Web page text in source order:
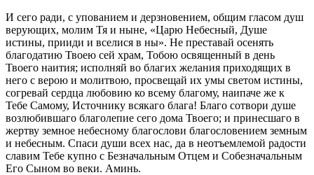
И сего ради, с упованием и дерзновением, общим гласом душ
верующих, молим Тя и ныне, «Царю Небесный, Душе
истины, прииди и вселися в ны». Не преставай осенять
благодатию Твоею сей храм, Тобою освященный в день
Твоего наития; исполняй во благих желания приходящих в
него с верою и молитвою, просвещай их умы светом истины,
согревай сердца любовию ко всему благому, наипаче же к
Тебе Самому, Источнику всякаго блага! Благо сотвори душе
возлюбившаго благолепие сего дома Твоего; и принесшаго в
жертву земное небесному благослови благословением земным
и небесным. Спаси души всех нас, да в неотъемлемой радости
славим Тебе купно с Безначальным Отцем и Собезначальным
Его Сыном во веки. Аминь.